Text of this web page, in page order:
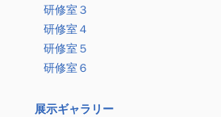
研修室３
研修室４
研修室５
研修室６
展示ギャラリー